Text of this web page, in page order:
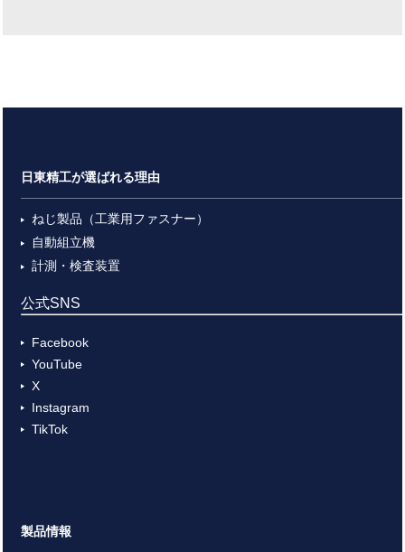
日東精工が選ばれる理由
ねじ製品（工業用ファスナー）
自動組立機
計測・検査装置
公式SNS
Facebook
YouTube
X
Instagram
TikTok
製品情報